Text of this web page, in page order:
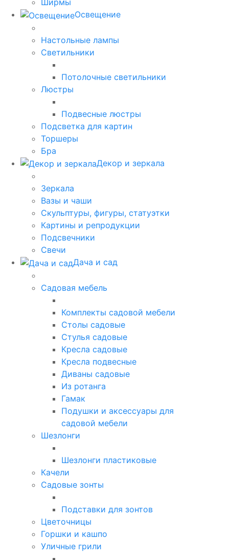
Ширмы
Освещение
Настольные лампы
Светильники
Потолочные светильники
Люстры
Подвесные люстры
Подсветка для картин
Торшеры
Бра
Декор и зеркала
Зеркала
Вазы и чаши
Скульптуры, фигуры, статуэтки
Картины и репродукции
Подсвечники
Свечи
Дача и сад
Садовая мебель
Комплекты садовой мебели
Столы садовые
Стулья садовые
Кресла садовые
Кресла подвесные
Диваны садовые
Из ротанга
Гамак
Подушки и аксессуары для
садовой мебели
Шезлонги
Шезлонги пластиковые
Качели
Садовые зонты
Подставки для зонтов
Цветочницы
Горшки и кашпо
Уличные грили